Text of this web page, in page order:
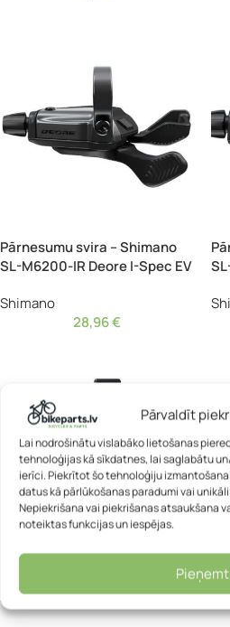
Pārvaldīt
Lai nodrošinātu vislabāko lietošanas
tehnoloģijas kā sīkdatnes, lai saglabātu
ierīci. Piekrītot šo tehnoloģiju
datus kā pārlūkošanas paradumi vai
Nepiekrišana vai piekrišanas atsaukšana
noteiktas funkcijas un iespējas.
Pieņemt
Pārnesumu svira – Shimano
SL-M6200-IR Deore I-Spec EV
Shimano
28,96€
SL-M8200-R Deore XT